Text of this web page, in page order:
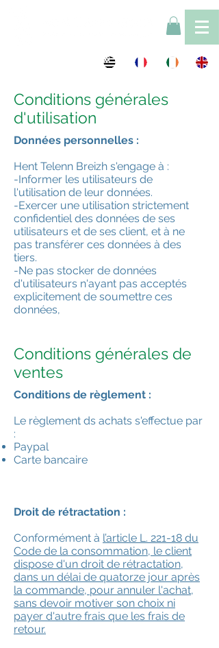
Conditions générales
d'utilisation
Données personnelles :
Hent Telenn Breizh s'engage à :
-Informer les utilisateurs de
l'utilisation de leur données.
-Exercer une utilisation strictement
confidentiel des données de ses
utilisateurs et de ses client, et à ne
pas transférer ces données à des
tiers.
-Ne pas stocker de données
d'utilisateurs n'ayant pas acceptés
explicitement de soumettre ces
données,
Conditions générales de
ventes
Conditions de règlement :
Le règlement ds achats s'effectue par
:
Paypal
Carte bancaire
Droit de rétractation :
Conformément à l’article L. 221-18 du
Code de la consommation, le client
dispose d'un droit de rétractation,
dans un délai de quatorze jour après
la commande, pour annuler l'achat,
sans devoir motiver son choix ni
payer d'autre frais que les frais de
retour.